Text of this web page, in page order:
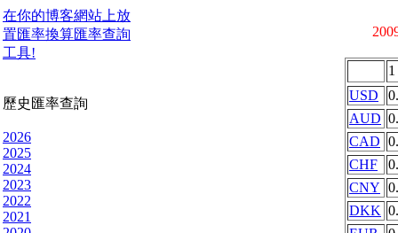
在你的博客網站上放
置匯率換算匯率查詢
工具!
歷史匯率查詢
2026
2025
2024
2023
2022
2021
1
USD
AUD
CAD
CHF
CNY
DKK